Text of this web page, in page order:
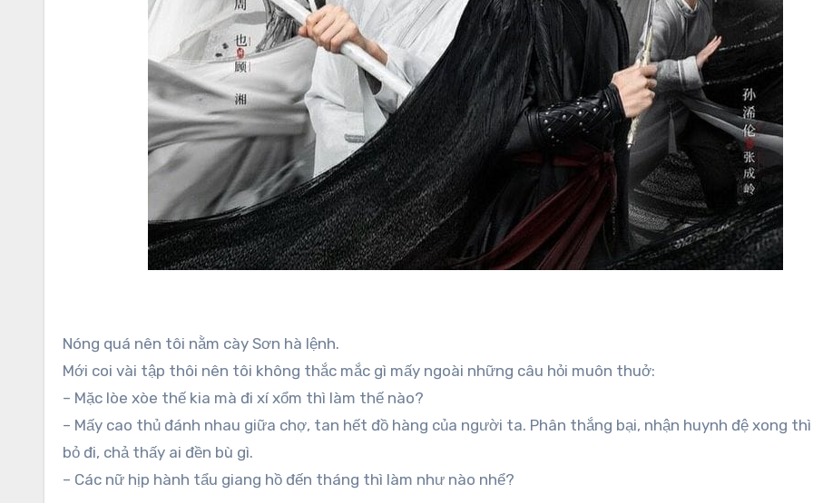
Nóng quá nên tôi nằm cày Sơn hà lệnh.
Mới coi vài tập thôi nên tôi không thắc mắc gì mấy ngoài những câu hỏi muôn thuở:
– Mặc lòe xòe thế kia mà đi xí xổm thì làm thế nào?
– Mấy cao thủ đánh nhau giữa chợ, tan hết đồ hàng của người ta. Phân thắng bại, nhận huynh đệ xong
bỏ đi, chả thấy ai đền bù gì.
– Các nữ hịp hành tẩu giang hồ đến tháng thì làm như nào nhể?